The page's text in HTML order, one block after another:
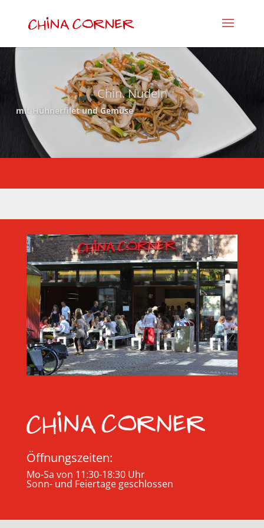
Chin. Nudeln
mit Hühnerfilet und Gemüse
Öffnungszeiten:
Mo-Sa von 11:30-18:30 Uhr
Sonn- und Feiertage geschlossen